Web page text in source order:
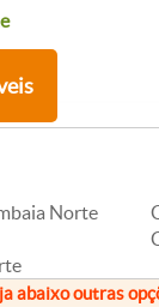
Norte
abaixo outras